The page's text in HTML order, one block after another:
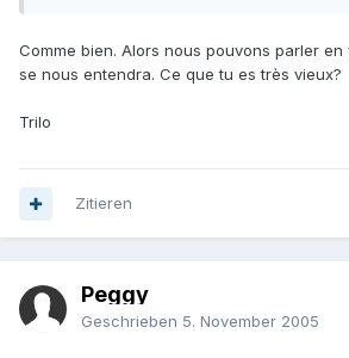
Comme bien. Alors nous pouvons parler
se nous entendra. Ce que tu es très vieux?
Trilo
Zitieren
Peggy
Geschrieben 5. November 2005